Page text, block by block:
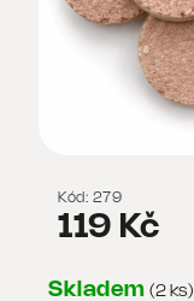
Kód: 279
119 Kč
Skladem (2 ks)